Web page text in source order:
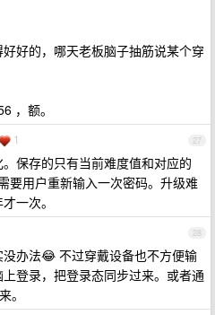
好的，哪天老板脑子抽筋说某个穿
，额。
27
1
保存的只有当前难度值和对应的
要用户重新输入一次密码。升级难
一次。
28
办法😂 不过穿戴设备也不方便输
登录，把登录态同步过来。或者通
。